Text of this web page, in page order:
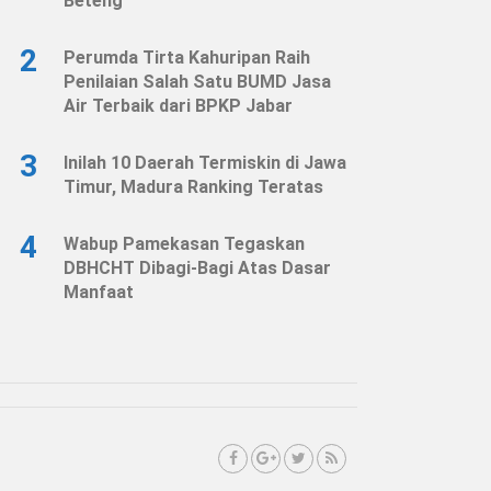
2
Perumda Tirta Kahuripan Raih
Penilaian Salah Satu BUMD Jasa
Air Terbaik dari BPKP Jabar
3
Inilah 10 Daerah Termiskin di Jawa
Timur, Madura Ranking Teratas
4
Wabup Pamekasan Tegaskan
DBHCHT Dibagi-Bagi Atas Dasar
Manfaat